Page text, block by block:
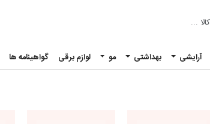
آرایشی بهداشتی مو لوازم برقی گواهینامه ها